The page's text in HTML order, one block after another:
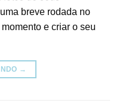
breve rodada no
e criar o seu
→